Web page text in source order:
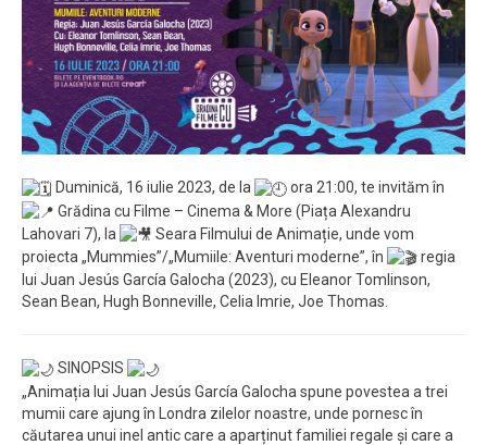
Duminică, 16 iulie 2023, de la
ora 21:00, te invităm în
Grădina cu Filme – Cinema & More (Piața Alexandru
Lahovari 7), la
Seara Filmului de Animație, unde vom
proiecta „Mummies”/„Mumiile: Aventuri moderne”, în
regia
lui Juan Jesús García Galocha (2023), cu Eleanor Tomlinson,
Sean Bean, Hugh Bonneville, Celia Imrie, Joe Thomas.
SINOPSIS
„Animația lui Juan Jesús García Galocha spune povestea a trei
mumii care ajung în Londra zilelor noastre, unde pornesc în
căutarea unui inel antic care a aparținut familiei regale și care a